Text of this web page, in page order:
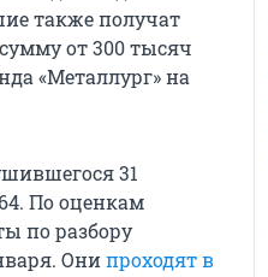
также получат
от 300 тысяч
«Металлург» на
31
По оценкам
по разбору
Онипроходят в